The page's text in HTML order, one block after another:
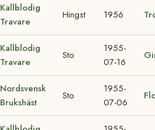
Kallblodig
Travare
Hingst 1956
Kallblodig
Travare
Sto
1955-
07-16
Nordsvensk
Brukshäst
Sto
1955-
07-06